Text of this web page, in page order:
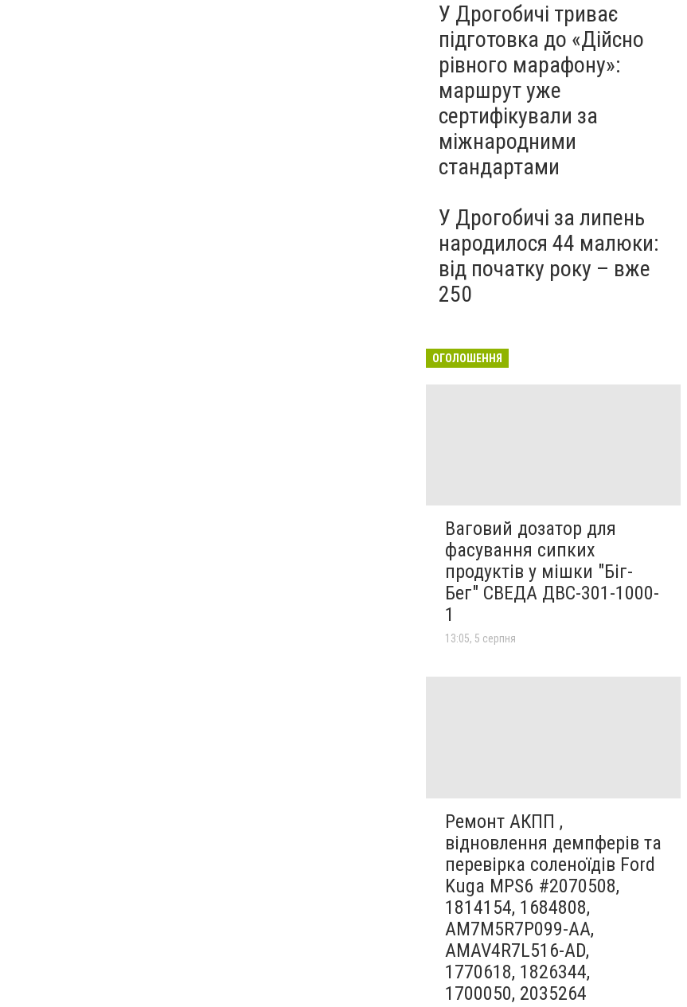
У Дрогобичі триває
підготовка до «Дійсно
рівного марафону»:
маршрут уже
сертифікували за
міжнародними
стандартами
У Дрогобичі за липень
народилося 44 малюки:
від початку року – вже
250
ОГОЛОШЕННЯ
Ваговий дозатор для
фасування сипких
продуктів у мішки "Біг-
Бег" СВЕДА ДВС-301-1000-
1
13:05, 5 серпня
Ремонт АКПП ,
відновлення демпферів та
перевірка соленоїдів Ford
Kuga MPS6 #2070508,
1814154, 1684808,
AM7M5R7P099-AA,
AMAV4R7L516-AD,
1770618, 1826344,
1700050, 2035264